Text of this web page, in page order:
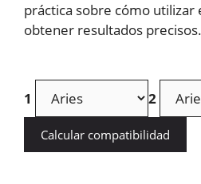
práctica sobre cómo utilizar
obtener resultados precisos.
1 2
Calcular compatibilidad